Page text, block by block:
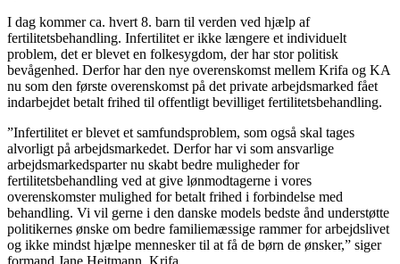
I dag kommer ca. hvert 8. barn til verden ved hjælp af
fertilitetsbehandling. Infertilitet er ikke længere et individuelt
problem, det er blevet en folkesygdom, der har stor politisk
bevågenhed. Derfor har den nye overenskomst mellem Krifa og KA
nu som den første overenskomst på det private arbejdsmarked fået
indarbejdet betalt frihed til offentligt bevilliget fertilitetsbehandling.
”Infertilitet er blevet et samfundsproblem, som også skal tages
alvorligt på arbejdsmarkedet. Derfor har vi som ansvarlige
arbejdsmarkedsparter nu skabt bedre muligheder for
fertilitetsbehandling ved at give lønmodtagerne i vores
overenskomster mulighed for betalt frihed i forbindelse med
behandling. Vi vil gerne i den danske models bedste ånd understøtte
politikernes ønske om bedre familiemæssige rammer for arbejdslivet
og ikke mindst hjælpe mennesker til at få de børn de ønsker,” siger
formand Jane Heitmann, Krifa.